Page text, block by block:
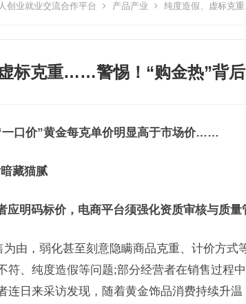
创业就业交流合作平台 产品产业 纯度造假、虚标克
标克重……警惕！“购金热”背
一口价”黄金每克单价明显高于市场价……
藏猫腻
明码标价，电商平台须强化资质审核与质量
为由，弱化甚至刻意隐瞒商品克重、计价方式
符、纯度造假等问题;部分经营者在销售过程
日来采访发现，随着黄金饰品消费持续升温